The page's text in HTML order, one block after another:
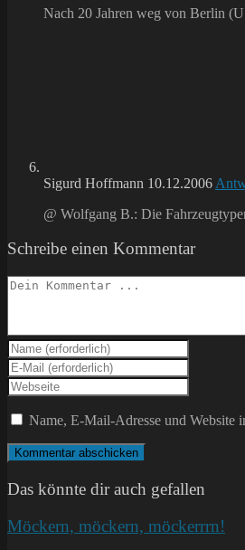
Nach 20 Jahren weg von Berlin
Sigurd Hoffmann 10.12.2006
@ Wolfgang B.: Die
Schreibe einen Kommentar
Kommentieren
Gib
deinen
Namen
oder
Benutzernamen
zum
Kommentieren
ein
Gib
deine
E-
Mail-
Adresse
zum
Kommentieren
Gib
deine
Website-
ein
(optional)
Name, E-Mail-Adresse und Website
Das könnte dir auch gefallen
Möckern, möckern, möckerrrn!